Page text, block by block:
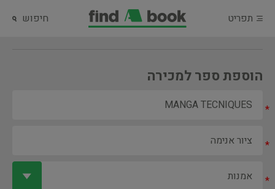
תפריט חיפוש
הוספת ספר למכירה
*
*
*